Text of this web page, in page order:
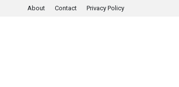
About Contact Privacy Policy